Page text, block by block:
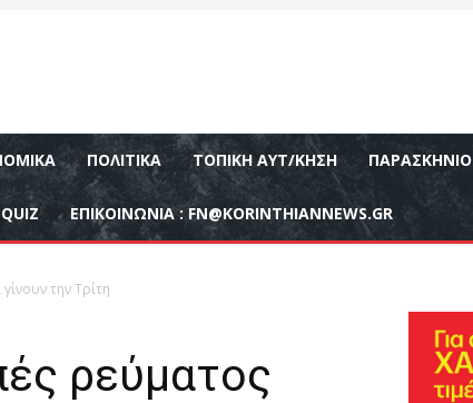
ΠΟΛΙΤΙΚΆ ΤΟΠΙΚΉ ΑΥΤ/ΚΗΣΗ ΠΑΡΑΣΚΉΝΙΟ
QUIZ ΕΠΙΚΟΙΝΩΝΊΑ : FN@KORINTHIANNEWS.GR
την Τρίτη
ρεύματος